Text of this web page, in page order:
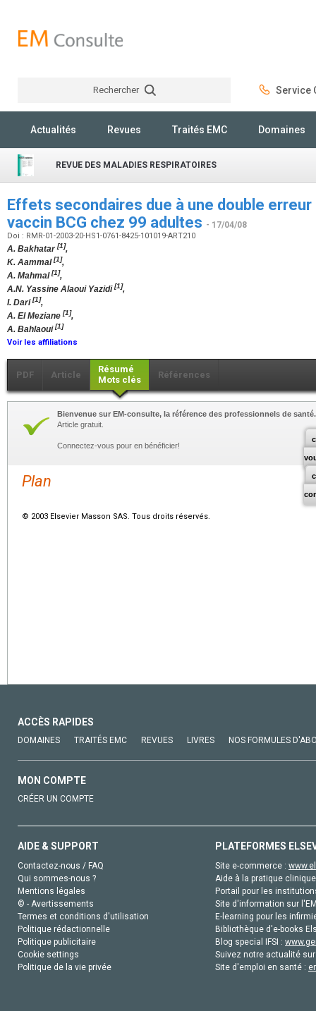
Rechercher Service
Actualités Revues Traités EMC Domaines
REVUE DES MALADIES RESPIRATOIRES
Effets secondaires due à une double
vaccin BCG chez 99 adultes - 17/04/08
Doi : RMR-01-2003-20-HS1-0761-8425-101019-ART210
A. Bakhatar[1],
K. Aammal[1],
A. Mahmal[1],
A.N. Yassine Alaoui Yazidi[1],
I. Dari[1],
A. El Meziane [1],
A. Bahlaoui[1]
Voir les affiliations
PDF Article
Résumé
Mots clés
Références
Bienvenue sur EM-consulte, la référence des professionnels de santé.
Article gratuit.
Connectez-vous pour en bénéficier!
Plan
© 2003 Elsevier Masson SAS. Tous droits réservés.
ACCÈS RAPIDES
DOMAINES TRAITÉS EMC REVUES LIVRES NOS FORMULES
MON COMPTE
CRÉER UN COMPTE
AIDE & SUPPORT
Contactez-nous / FAQ
Qui sommes-nous ?
Mentions légales
© - Avertissements
Termes et conditions d'utilisation
Politique rédactionnelle
Politique publicitaire
Cookie settings
Politique de la vie privée
PLATEFORMES
Site e-commerce :
Aide à la pratique
Portail pour les
Site d'information sur
E-learning pour les
Bibliothèque d'e-books
Blog special IFSI :
Suivez notre actualité
Site d'emploi en santé :